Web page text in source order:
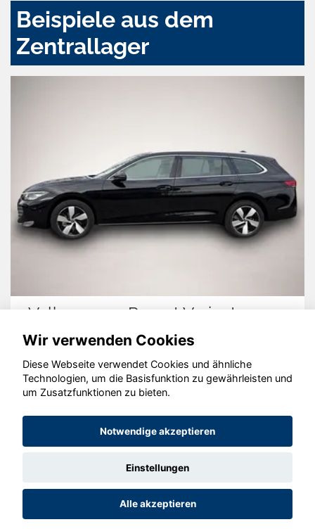
Beispiele aus dem
Zentrallager
Volkswagen Passat Variant
© konjunkturmotor.de GmbH 2020 - 2026
Wir verwenden Cookies
Diese Webseite verwendet Cookies und ähnliche
Technologien, um die Basisfunktion zu gewährleisten und
um Zusatzfunktionen zu bieten.
Notwendige akzeptieren
Einstellungen
Alle akzeptieren